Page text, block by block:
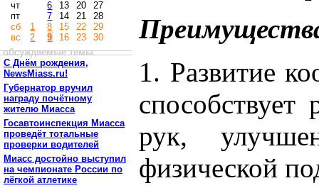
чт
пт
сб
вс
1
2
6
7
8
9
13
14
15
16
20
21
22
23
27
28
29
30
обсуждаемые темы
С Днём рождения,
NewsMiass.ru!
Губернатор вручил
награду почётному
жителю Миасса
Госавтоинспекция Миасса
проведёт тотальные
проверки водителей
Миасс достойно выступил
на чемпионате России по
лёгкой атлетике
1. Развитие
рук,
физической